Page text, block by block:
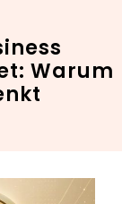
Warum